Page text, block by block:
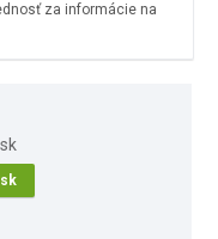
za informácie na